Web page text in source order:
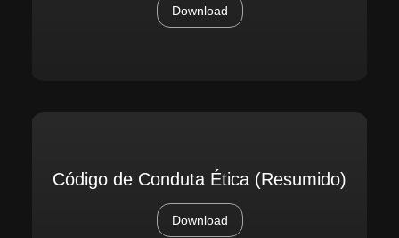
Download
Código de Conduta Ética (Resumido)
Download